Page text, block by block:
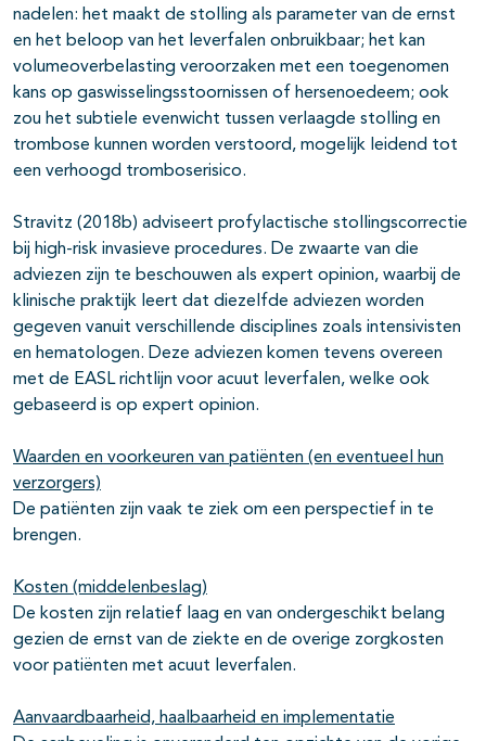
nadelen: het maakt de stolling als parameter van de ernst
en het beloop van het leverfalen onbruikbaar; het kan
volumeoverbelasting veroorzaken met een toegenomen
kans op gaswisselingsstoornissen of hersenoedeem; ook
zou het subtiele evenwicht tussen verlaagde stolling en
trombose kunnen worden verstoord, mogelijk leidend tot
een verhoogd tromboserisico.
Stravitz (2018b) adviseert profylactische stollingscorrectie
bij high-risk invasieve procedures. De zwaarte van die
adviezen zijn te beschouwen als expert opinion, waarbij de
klinische praktijk leert dat diezelfde adviezen worden
gegeven vanuit verschillende disciplines zoals intensivisten
en hematologen. Deze adviezen komen tevens overeen
met de EASL richtlijn voor acuut leverfalen, welke ook
gebaseerd is op expert opinion.
Waarden en voorkeuren van patiënten (en eventueel hun
verzorgers)
De patiënten zijn vaak te ziek om een perspectief in te
brengen.
Kosten (middelenbeslag)
De kosten zijn relatief laag en van ondergeschikt belang
gezien de ernst van de ziekte en de overige zorgkosten
voor patiënten met acuut leverfalen.
Aanvaardbaarheid, haalbaarheid en implementatie